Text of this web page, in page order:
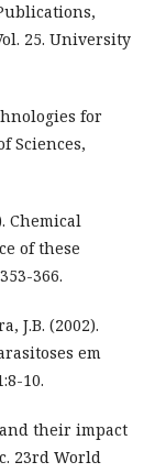
25. University
for
Sciences,
Chemical
of these
366.
J.B. (2002).
em
10.
their impact
23rd World